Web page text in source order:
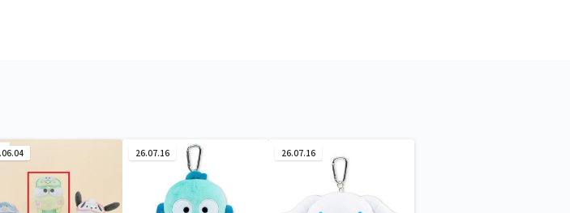
26.07.16 26.07.16